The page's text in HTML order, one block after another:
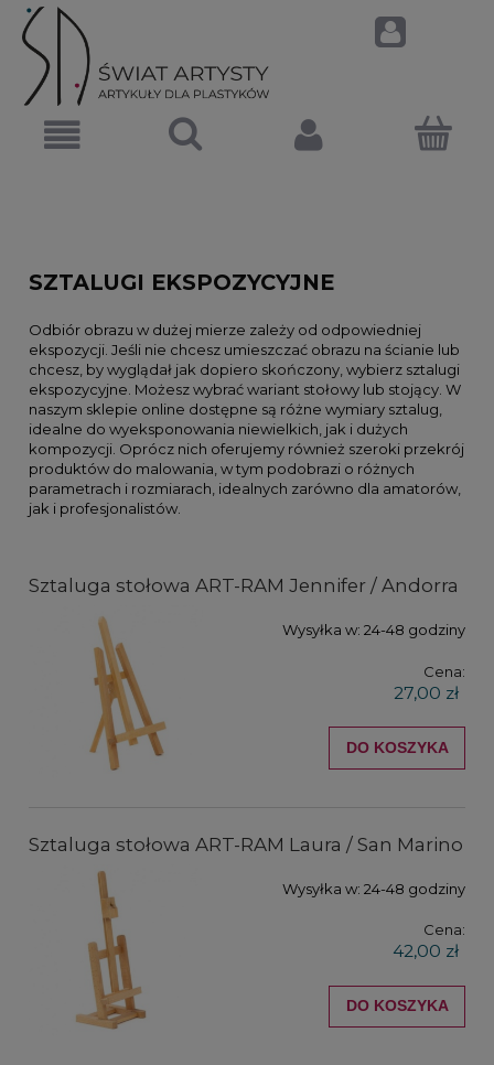
SZTALUGI EKSPOZYCYJNE
Odbiór obrazu w dużej mierze zależy od odpowiedniej
ekspozycji. Jeśli nie chcesz umieszczać obrazu na ścianie lub
chcesz, by wyglądał jak dopiero skończony, wybierz sztalugi
ekspozycyjne. Możesz wybrać wariant stołowy lub stojący. W
naszym sklepie online dostępne są różne wymiary sztalug,
idealne do wyeksponowania niewielkich, jak i dużych
kompozycji. Oprócz nich oferujemy również szeroki przekrój
produktów do malowania, w tym podobrazi o różnych
parametrach i rozmiarach, idealnych zarówno dla amatorów,
jak i profesjonalistów.
Sztaluga stołowa ART-RAM Jennifer / Andorra
Wysyłka w: 24-48 godziny
Cena:
27,00 zł
DO KOSZYKA
Sztaluga stołowa ART-RAM Laura / San Marino
Wysyłka w: 24-48 godziny
Cena:
42,00 zł
DO KOSZYKA